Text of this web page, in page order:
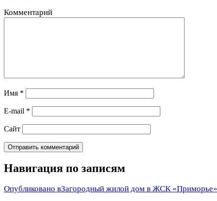
Комментарий
Имя *
E-mail *
Сайт
Навигация по записям
Опубликовано вЗагородный жилой дом в ЖСК «Приморье»